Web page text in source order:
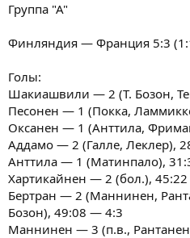
Группа "А"
Финляндия — Франция 5:3
Голы:
Шакиашвили — 2 (Т. Бозон,
Песонен — 1 (Покка,
Оксанен — 1 (Анттила,
Аддамо — 2 (Галле, Леклер),
Анттила — 1 (Матинпало),
Хартикайнен — 2 (бол.),
Бертран — 2 (Маннинен,
Бозон), 49:08 — 4:3
Маннинен — 3 (п.в.,